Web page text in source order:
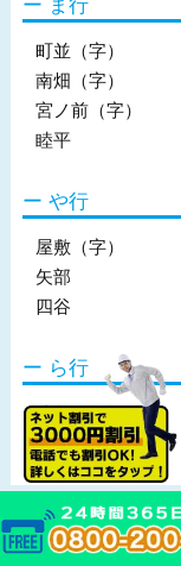
町並（字）
南畑（字）
宮ノ前（字）
睦平
や行
屋敷（字）
矢部
四谷
ら行
連合